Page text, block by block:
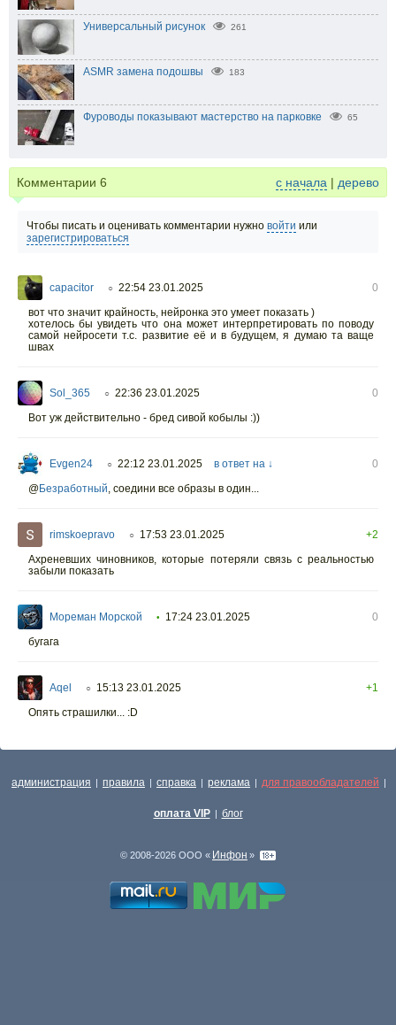
Универсальный рисунок 261
ASMR замена подошвы 183
Фуроводы показывают мастерство на парковке 65
Комментарии 6 с начала | дерево
Чтобы писать и оценивать комментарии нужно войти или
зарегистрироваться
capacitor ○ 22:54 23.01.2025
0
вот что значит крайность, нейронка это умеет показать )
хотелось бы увидеть что она может интерпретировать по поводу
самой нейросети т.с. развитие её и в будущем, я думаю та ваще
швах
Sol_365 ○ 22:36 23.01.2025
0
Вот уж действительно - бред сивой кобылы :))
Evgen24 ○ 22:12 23.01.2025 в ответ на ↓
0
@Безработный соедини все образы в один...
rimskoepravo ○ 17:53 23.01.2025
+2
Ахреневших чиновников, которые потеряли связь с реальностью
забыли показать
Мореман Морской • 17:24 23.01.2025
0
бугага
Aqel ○ 15:13 23.01.2025
+1
Опять страшилки... :D
администрация | правила | справка | реклама | для правообладателей |
оплата VIP | блог
© 2008-2026 ООО « Инфон »